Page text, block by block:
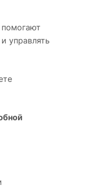
управлять